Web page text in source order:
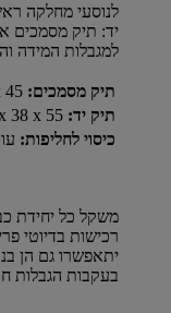
לנוסעי מחלקה
יד: תיק מסמכים
למגבלות המידה
תיק מסמכים:
תיק יד:
כיסוי לחליפות: עובי של
רכישות בדיוטי
יתאפשרו גם הן
בעקבות הגבלות